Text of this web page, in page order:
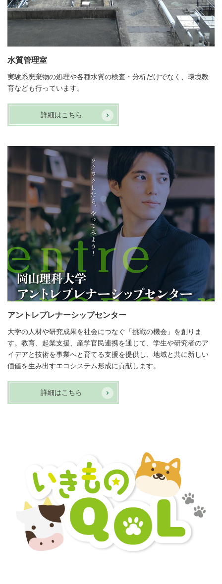
水質管理室
実験系廃棄物の処理や各種水質の検査・分析だけでなく、環境教
育なども行っています。
詳細はこちら
アントレプレナーシップセンター
大学の人材や研究成果を社会につなぐ「挑戦の機会」を創りま
す。教育、起業支援、産学官民連携を通じて、学生や研究者のア
イデアと技術を事業へと育てる支援を提供し、地域と共に新しい
価値を生み出すエコシステム形成に貢献します。
詳細はこちら